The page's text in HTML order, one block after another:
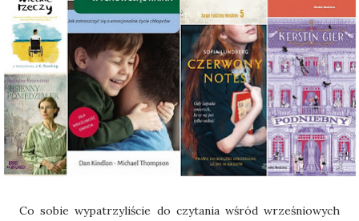
Co sobie wypatrzyliście do czytania wśród wrześniowych